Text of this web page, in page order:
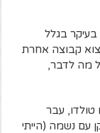
בגלל
קבוצה אחרת
מה לדבר,
טולדו, עבר
עם נשמה (הייתי